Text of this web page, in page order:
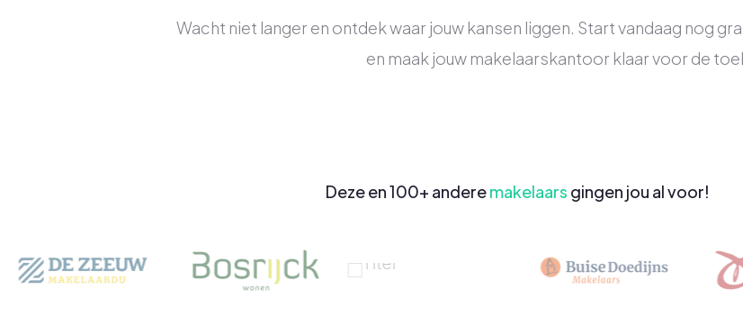
Wacht niet langer en ontdek waar jouw kansen liggen. Start vandaag nog
en maak jouw makelaarskantoor klaar voor de
Deze en 100+ anderemakelaars gingen jou al voor!